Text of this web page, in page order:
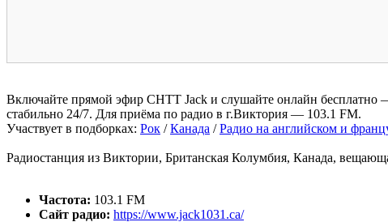
Включайте прямой эфир CHTT Jack и слушайте онлайн бесплатно
стабильно 24/7. Для приёма по радио в г.Виктория — 103.1 FM.
Участвует в подборках: Рок /Канада /Радио на английском и
Радиостанция из Виктории, Британская Колумбия, Канада,
Частота: 103.1 FM
Сайт радио: https://www.jack1031.ca/